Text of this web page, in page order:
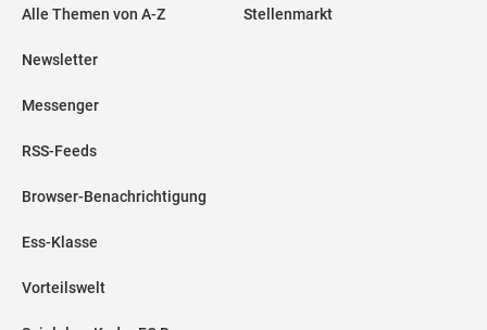
Alle Themen von A-Z
Newsletter
Messenger
RSS-Feeds
Browser-Benachrichtigung
Ess-Klasse
Vorteilswelt
Stellenmarkt